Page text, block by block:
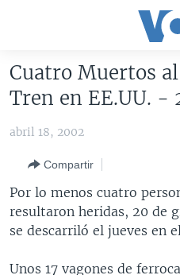
accesibilidad
contenido
principal
Salte
navegador
principal
Salte
AMÉRICA DEL NORTE
MÉXICO
HAITÍ
ELECCIONES EEUU
VOTO DIVIDIDO
VOA VERIFICA
VOA VERIFICA UCRANIA/
VOA VERIFICA INMIGRACIÓN
VOA VERIFICA AMÉRICA
AMÉRICA LATINA
ARGENTINA
BOLIVIA
CHINA EN AMÉRICA LATINA
CENTROAMÉRICA
Cuatro Muertos
Tren en EE.UU. -
abril 18, 2002
Compartir
Por lo menos cuatro
resultaron heridas, 20 de
se descarriló el jueves en
Unos 17 vagones de